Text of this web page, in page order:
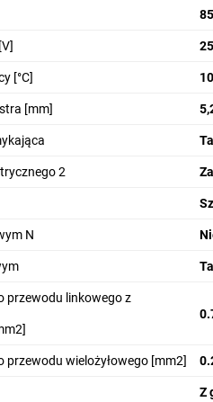
[°C]
[mm]
2
N
przewodu linkowego z
przewodu wielożyłowego [mm2]
Z